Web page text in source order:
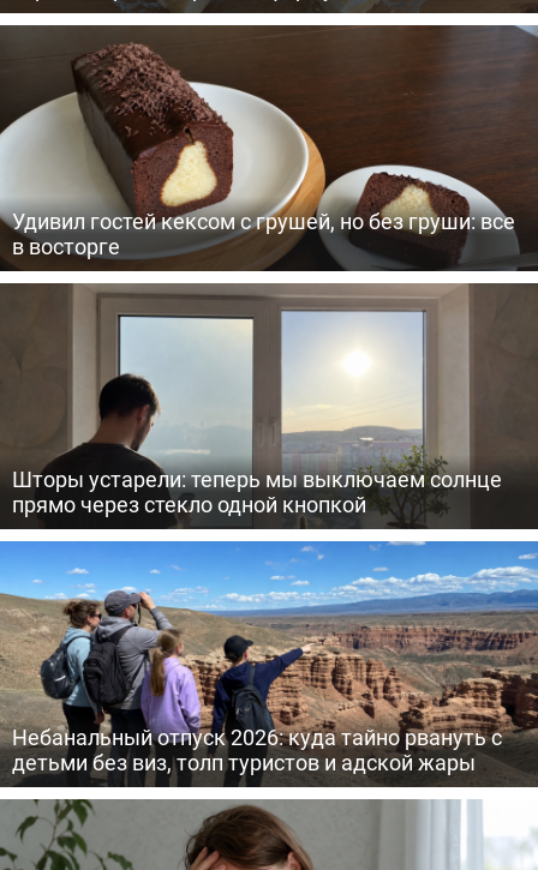
Удивил гостей кексом с грушей, но без груши: все
в восторге
Шторы устарели: теперь мы выключаем солнце
прямо через стекло одной кнопкой
Небанальный отпуск 2026: куда тайно рвануть с
детьми без виз, толп туристов и адской жары